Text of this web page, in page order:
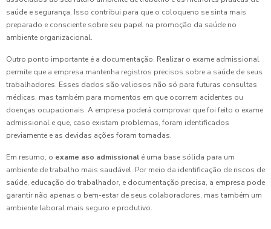
saúde e segurança. Isso contribui para que o coloqueno se sinta mais
preparado e consciente sobre seu papel na promoção da saúde no
ambiente organizacional.
Outro ponto importante é a documentação. Realizar o exame admissional
permite que a empresa mantenha registros precisos sobre a saúde de seus
trabalhadores. Esses dados são valiosos não só para futuras consultas
médicas, mas também para momentos em que ocorrem acidentes ou
doenças ocupacionais. A empresa poderá comprovar que foi feito o exame
admissional e que, caso existam problemas, foram identificados
previamente e as devidas ações foram tomadas.
Em resumo, o exame aso admissional é uma base sólida para um
ambiente de trabalho mais saudável. Por meio da identificação de riscos de
saúde, educação do trabalhador, e documentação precisa, a empresa pode
garantir não apenas o bem-estar de seus colaboradores, mas também um
ambiente laboral mais seguro e produtivo.